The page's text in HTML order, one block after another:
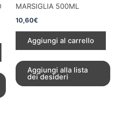
MARSIGLIA 500ML
10,60€
Aggiungi al carrello
Aggiungi alla lista
dei desideri